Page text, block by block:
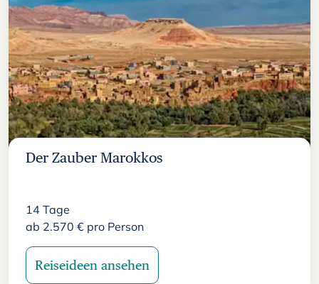
Der Zauber Marokkos
14 Tage
ab 2.570 € pro Person
Reiseideen ansehen